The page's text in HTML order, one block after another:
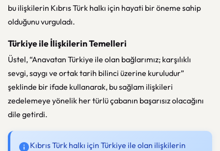
bu ilişkilerin Kıbrıs Türk halkı için hayati bir öneme sahip
olduğunu vurguladı.
Türkiye ile İlişkilerin Temelleri
Üstel, “Anavatan Türkiye ile olan bağlarımız; karşılıklı
sevgi, saygı ve ortak tarih bilinci üzerine kuruludur”
şeklinde bir ifade kullanarak, bu sağlam ilişkileri
zedelemeye yönelik her türlü çabanın başarısız olacağını
dile getirdi.
Kıbrıs Türk halkı için Türkiye ile olan ilişkilerin